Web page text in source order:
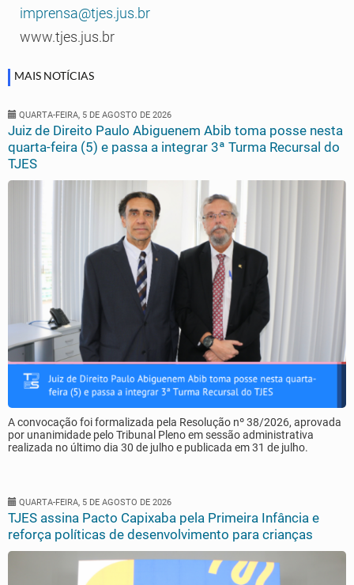
imprensa@tjes.jus.br
www.tjes.jus.br
MAIS NOTÍCIAS
QUARTA-FEIRA, 5 DE AGOSTO DE 2026
Juiz de Direito Paulo Abiguenem Abib toma posse nesta
quarta-feira (5) e passa a integrar 3ª Turma Recursal do
TJES
A convocação foi formalizada pela Resolução nº 38/2026, aprovada
por unanimidade pelo Tribunal Pleno em sessão administrativa
realizada no último dia 30 de julho e publicada em 31 de julho.
QUARTA-FEIRA, 5 DE AGOSTO DE 2026
TJES assina Pacto Capixaba pela Primeira Infância e
reforça políticas de desenvolvimento para crianças